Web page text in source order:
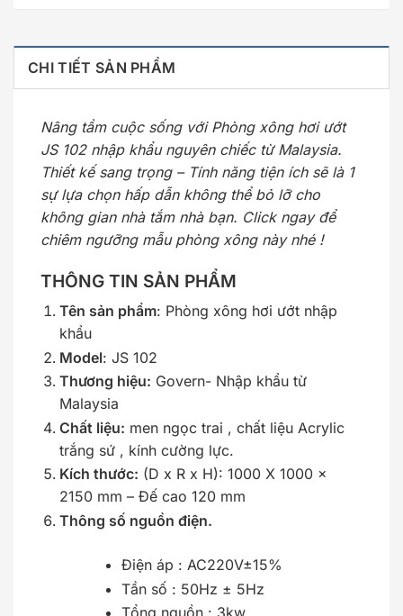
CHI TIẾT SẢN PHẨM
Nâng tầm cuộc sống với Phòng xông hơi ướt
JS 102 nhập khẩu nguyên chiếc từ Malaysia.
Thiết kế sang trọng – Tính năng tiện ích sẽ là 1
sự lựa chọn hấp dẫn không thể bỏ lỡ cho
không gian nhà tắm nhà bạn. Click ngay để
chiêm ngưỡng mẫu phòng xông này nhé !
THÔNG TIN SẢN PHẨM
Tên sản phẩm: Phòng xông hơi ướt nhập
khẩu
Model: JS 102
Thương hiệu: Govern- Nhập khẩu từ
Malaysia
Chất liệu: men ngọc trai , chất liệu Acrylic
trắng sứ , kính cường lực.
Kích thước: (D x R x H): 1000 X 1000 x
2150 mm – Đế cao 120 mm
Thông số nguồn điện.
Điện áp : AC220V±15%
Tần số : 50Hz ± 5Hz